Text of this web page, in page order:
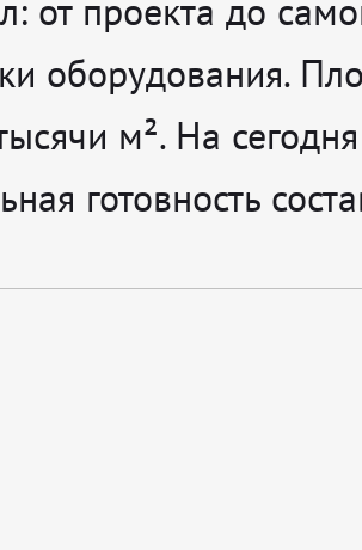
от проекта до
оборудования.
м². На сегодня
готовность